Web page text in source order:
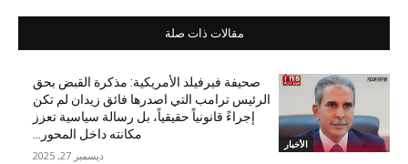
مقالات ذات صلة
الأخبار
صحيفة فيرفيلد الأمريكية: مذكرة القبض بحق
الرئيس ترامب التي اصدرها فائق زيدان لم تكن
إجراءً قانونياً حقيقياً، بل رسالة سياسية تعزز
مكانته داخل المحور...
ديسمبر 27, 2025